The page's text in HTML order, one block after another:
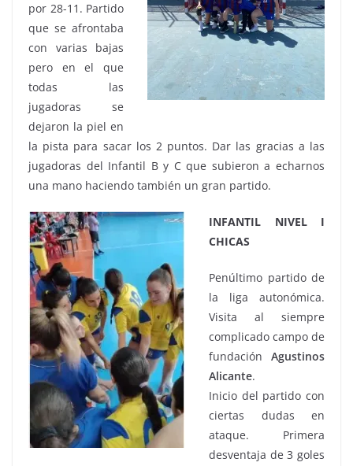
por 28-11. Partido
que se afrontaba
con varias bajas
pero en el que
todas las
jugadoras se
dejaron la piel en
la pista para sacar los 2 puntos. Dar las gracias a las
jugadoras del Infantil B y C que subieron a echarnos
una mano haciendo también un gran partido.
INFANTIL NIVEL I
CHICAS
Penúltimo partido de
la liga autonómica.
Visita al siempre
complicado campo de
fundación Agustinos
Alicante.
Inicio del partido con
ciertas dudas en
ataque. Primera
desventaja de 3 goles